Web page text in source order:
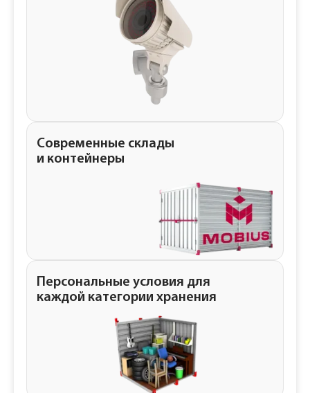
Современные склады
и контейнеры
Персональные условия для
каждой категории хранения